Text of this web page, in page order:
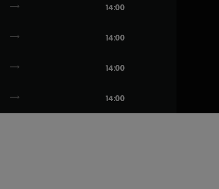
trending_flat 14:00
trending_flat 14:00
trending_flat 14:00
trending_flat 14:00